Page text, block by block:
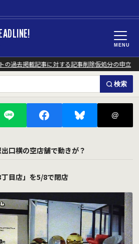
MENU
の過去掲載記事に対する記事削除仮処分の申立に
検索
@
口横の空店舗で動きが？
目店」を5/8で閉店